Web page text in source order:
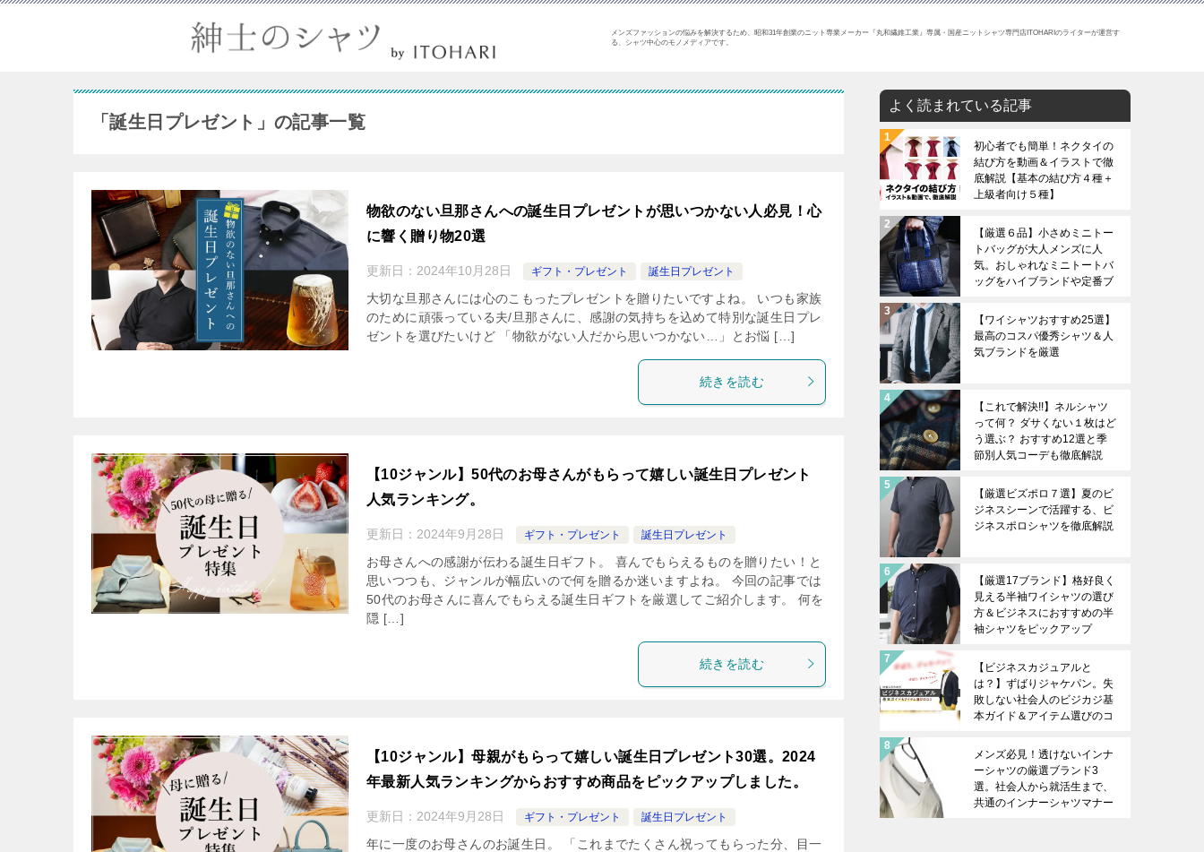
メンズファッションの悩みを解決するため、昭和31年創業のニット専業メーカー『丸和繊維工業』専属・国産ニットシャツ専門店ITOHARIのライターが運営す
る、シャツ中心のモノメディアです。
「誕生日プレゼント」の記事一覧
物欲のない旦那さんへの誕生日プレゼントが思いつかない人必見！心
に響く贈り物20選
更新日： 2024年10月28日 ギフト・プレゼント 誕生日プレゼント
大切な旦那さんには心のこもったプレゼントを贈りたいですよね。 いつも家族
のために頑張っている夫/旦那さんに、感謝の気持ちを込めて特別な誕生日プレ
ゼントを選びたいけど 「物欲がない人だから思いつかない…」とお悩 […]
続きを読む
【10ジャンル】50代のお母さんがもらって嬉しい誕生日プレゼント
人気ランキング。
更新日： 2024年9月28日 ギフト・プレゼント 誕生日プレゼント
お母さんへの感謝が伝わる誕生日ギフト。 喜んでもらえるものを贈りたい！と
思いつつも、ジャンルが幅広いので何を贈るか迷いますよね。 今回の記事では
50代のお母さんに喜んでもらえる誕生日ギフトを厳選してご紹介します。 何を
隠 […]
続きを読む
【10ジャンル】母親がもらって嬉しい誕生日プレゼント30選。2024
年最新人気ランキングからおすすめ商品をピックアップしました。
更新日： 2024年9月28日 ギフト・プレゼント 誕生日プレゼント
年に一度のお母さんのお誕生日。 「これまでたくさん祝ってもらった分、目一
よく読まれている記事
初心者でも簡単！ネクタイの
結び方を動画＆イラストで徹
底解説【基本の結び方４種＋
上級者向け５種】
【厳選６品】小さめミニトー
トバッグが大人メンズに人
気。おしゃれなミニトートバ
ッグをハイブランドや定番ブ
【ワイシャツおすすめ25選】
最高のコスパ優秀シャツ＆人
気ブランドを厳選
【これで解決!!】ネルシャツ
って何？ ダサくない１枚はど
う選ぶ？ おすすめ12選と季
節別人気コーデも徹底解説
【厳選ビズポロ７選】夏のビ
ジネスシーンで活躍する、ビ
ジネスポロシャツを徹底解説
【厳選17ブランド】格好良く
見える半袖ワイシャツの選び
方＆ビジネスにおすすめの半
袖シャツをピックアップ
【ビジネスカジュアルと
は？】ずばりジャケパン。失
敗しない社会人のビジカジ基
本ガイド＆アイテム選びのコ
メンズ必見！透けないインナ
ーシャツの厳選ブランド3
選。社会人から就活生まで、
共通のインナーシャツマナー